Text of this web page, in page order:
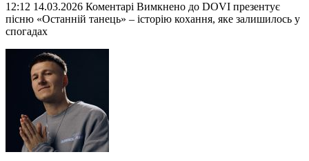
12:12 14.03.2026 Коментарі Вимкнено до DOVI презентує
пісню «Останній танець» – історію кохання, яке залишилось у
спогадах